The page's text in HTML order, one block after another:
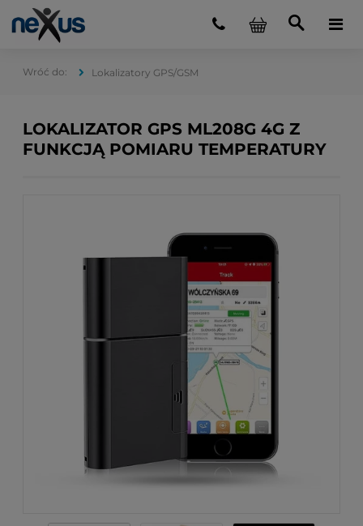
Lokalizatory GPS/GSM
LOKALIZATOR GPS ML208G 4G Z
FUNKCJĄ POMIARU TEMPERATURY